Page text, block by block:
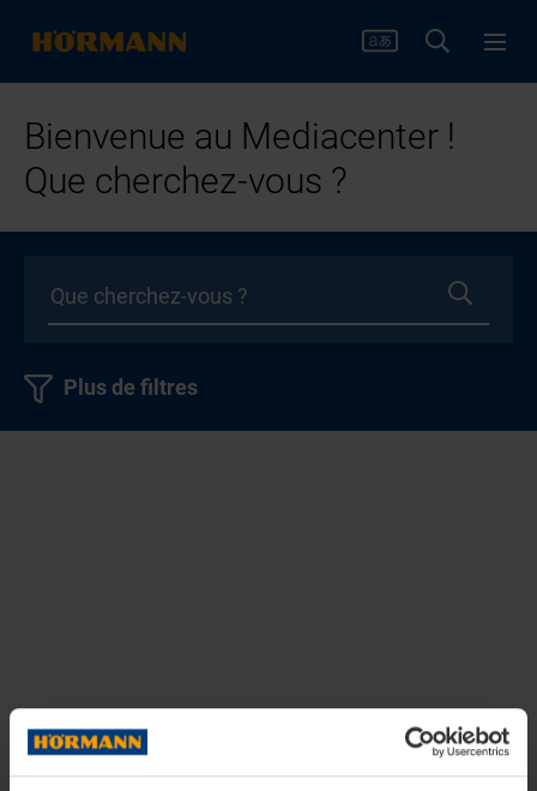
Bienvenue au Mediacenter !
Que cherchez-vous ?
Plus de filtres